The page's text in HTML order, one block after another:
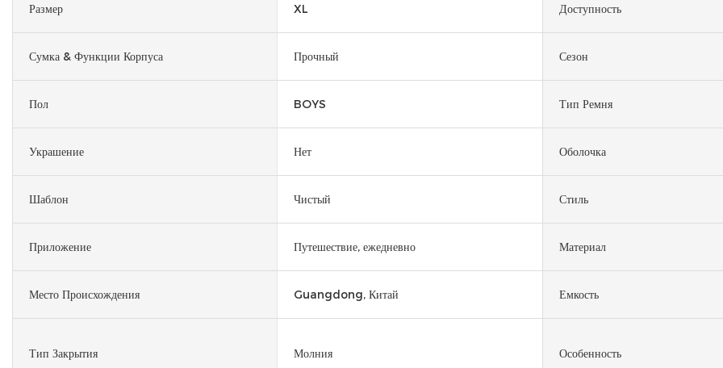
Размер XL Доступность
Сумка & Функции Корпуса Прочный Сезон
Пол BOYS Тип Ремня
Украшение Нет Оболочка
Шаблон Чистый Стиль
Приложение Путешествие, ежедневно Материал
Место Происхождения Guangdong, Китай Емкость
Тип Закрытия Молния Особенность